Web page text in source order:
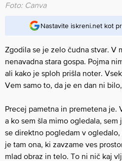
Foto: Canva
Nastavite iskreni.net kot
Zgodila se je zelo čudna stvar. V
nenavadna stara gospa. Pojma
ali kako je sploh prišla noter.
Vem samo to, da je en dan ni
Precej pametna in premetena je.
a ko sem šla mimo ogledala, sem
se direktno pogledam v
je tam ona, ki zavzame ves
mlad obraz in telo. To ni nič kaj